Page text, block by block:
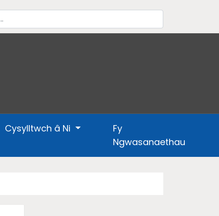
Cysylltwch â Ni
Fy
Ngwasanaethau